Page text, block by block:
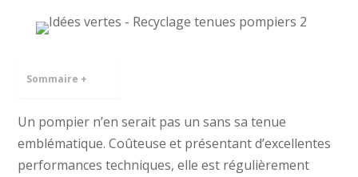
Sommaire +
Un pompier n’en serait pas un sans sa tenue
emblématique. Coûteuse et présentant d’excellentes
performances techniques, elle est régulièrement